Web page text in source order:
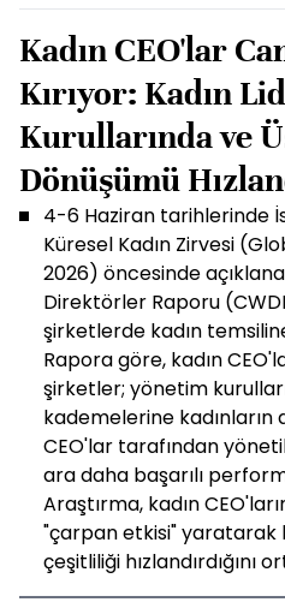
Kadın CEO'lar
Kırıyor: Kadın
Kurullarında ve
Dönüşümü
4-6 Haziran tarihlerinde
Küresel Kadın Zirvesi
2026) öncesinde
Direktörler Raporu
şirketlerde kadın
Rapora göre, kadın
şirketler; yönetim
kademelerine kadınların
CEO'lar tarafından
ara daha başarılı
Araştırma, kadın
"çarpan etkisi" yaratarak
çeşitliliği hızlandırdığını